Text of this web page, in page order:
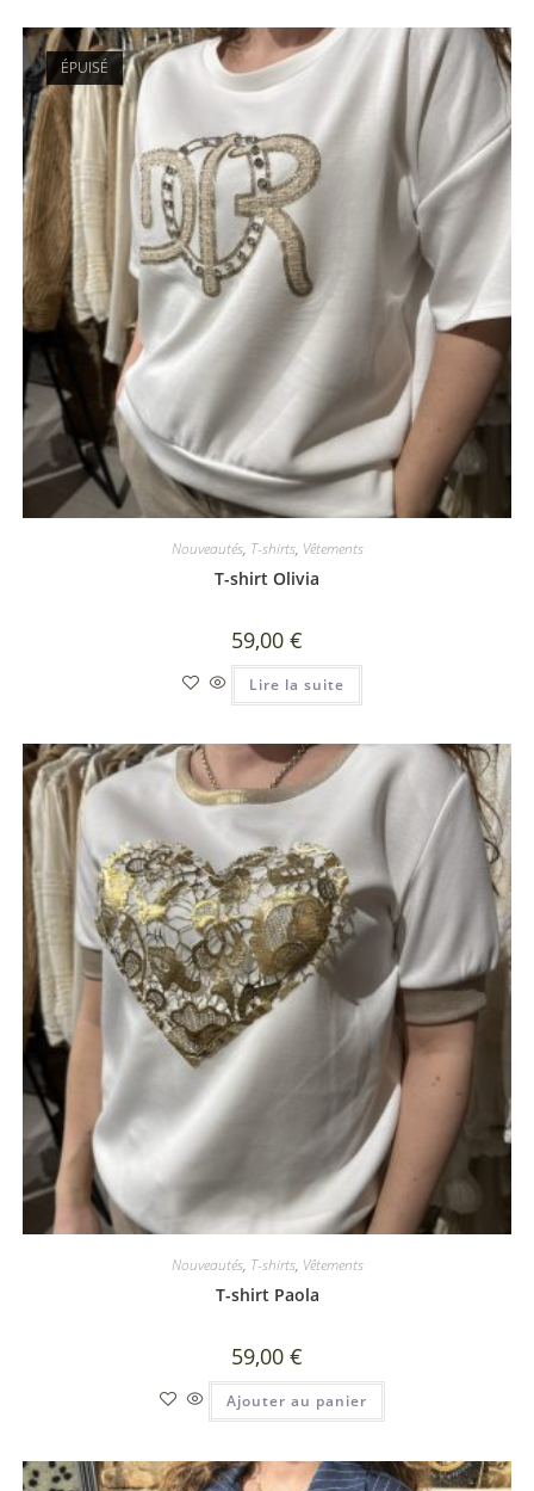
ÉPUISÉ
Nouveautés, T-shirts, Vêtements
T-shirt Olivia
59,00 €
Lire la suite
Nouveautés, T-shirts, Vêtements
T-shirt Paola
59,00 €
Ajouter au panier